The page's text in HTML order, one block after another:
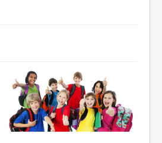
Kutak
za
roditelje
Vijesti